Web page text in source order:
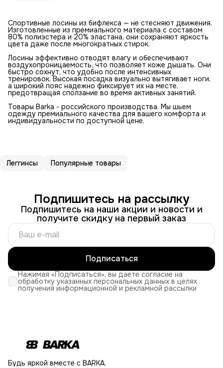
Спортивные лосины из бифлекса — не стесняют движения.
Изготовленные из премиального материала с составом
80% полиэстера и 20% эластана, они сохраняют яркость
цвета даже после многократных стирок.
Лосины эффективно отводят влагу и обеспечивают
воздухопроницаемость, что позволяет коже дышать. Они
быстро сохнут, что удобно после интенсивных
тренировок. Высокая посадка визуально вытягивает ноги,
а широкий пояс надежно фиксирует их на месте,
предотвращая сползание во время активных занятий.
Товары Barka - российского производства. Мы шьем
одежду премиального качества для вашего комфорта и
индивидуальности по доступной цене.
Леггинсы Популярные товары
Подпишитесь на рассылку
Подпишитесь на наши акции и новости и
получите скидку на первый заказ
Подписаться
Нажимая «Подписаться», вы даете согласие на
обработку указанных персональных данных в целях
получения информационной и рекламной рассылки
Будь яркой вместе с BARKA.